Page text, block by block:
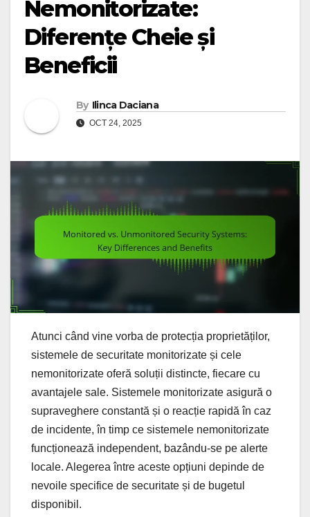
Nemonitorizate:
Diferențe Cheie și
Beneficii
By Ilinca Daciana
OCT 24, 2025
Atunci când vine vorba de protecția proprietăților,
sistemele de securitate monitorizate și cele
nemonitorizate oferă soluții distincte, fiecare cu
avantajele sale. Sistemele monitorizate asigură o
supraveghere constantă și o reacție rapidă în caz
de incidente, în timp ce sistemele nemonitorizate
funcționează independent, bazându-se pe alerte
locale. Alegerea între aceste opțiuni depinde de
nevoile specifice de securitate și de bugetul
disponibil.